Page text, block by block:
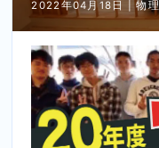
2022年04月18日 | 物理